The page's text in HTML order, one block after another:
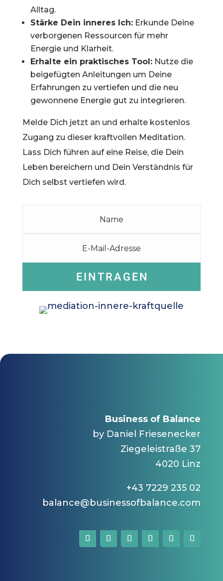
Alltag.
Stärke Dein inneres Ich:Erkunde Deine
verborgenen Ressourcen für mehr
Energie und Klarheit.
Erhalte ein praktisches Tool:Nutze die
beigefügten Anleitungen um Deine
Erfahrungen zu vertiefen und die neu
gewonnene Energie gut zu integrieren.
Melde Dich jetzt an und erhalte kostenlos
Zugang zu dieser kraftvollen Meditation.
Lass Dich führen auf eine Reise, die Dein
Leben bereichern und Dein Verständnis für
Dich selbst vertiefen wird.
EINTRAGEN
Business of Balance
by Daniel Friesenecker
Ziegeleistraße 37
4020 Linz
+43 7229 235 02
balance@businessofbalance.com